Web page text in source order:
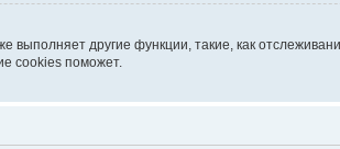
другие функции, такие, как
cookies поможет.